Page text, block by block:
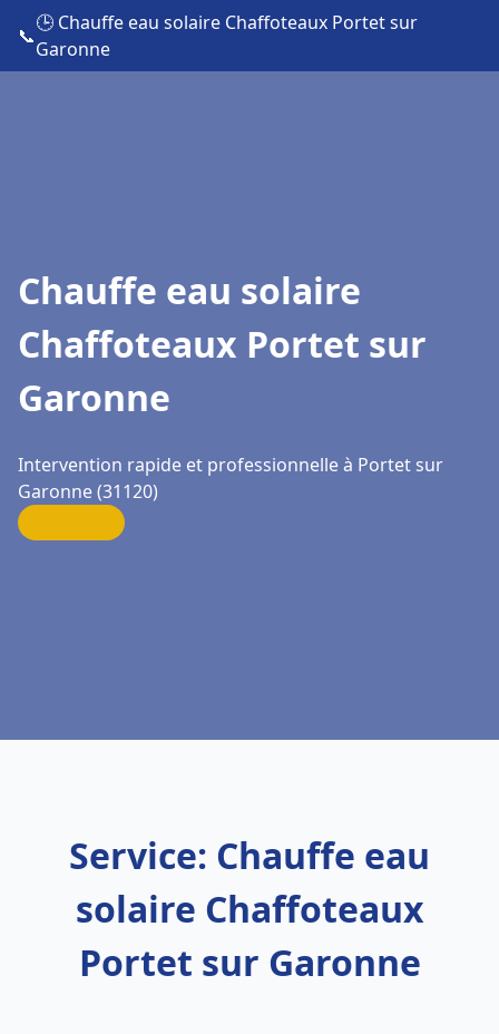
📞
🕒 Chauffe eau solaire Chaffoteaux Portet sur
Garonne
Chauffe eau solaire
Chaffoteaux Portet sur
Garonne
Intervention rapide et professionnelle à Portet sur
Garonne (31120)
Service: Chauffe eau
solaire Chaffoteaux
Portet sur Garonne